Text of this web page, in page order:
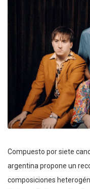
Compuesto por siete
argentina propone un
composiciones